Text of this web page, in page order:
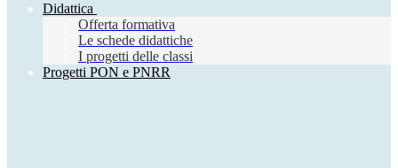
Didattica
Offerta formativa
Le schede didattiche
I progetti delle classi
Progetti PON e PNRR